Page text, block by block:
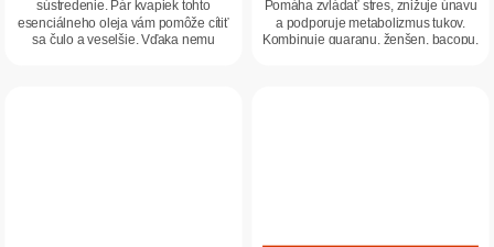
sústredenie. Pár kvapiek tohto
esenciálneho oleja vám pomôže cítiť
sa čulo a veselšie. Vďaka nemu
Pomáha zvládať stres, znižuje únavu
a podporuje metabolizmus tukov.
Kombinuje guaranu, ženšen, bacopu,